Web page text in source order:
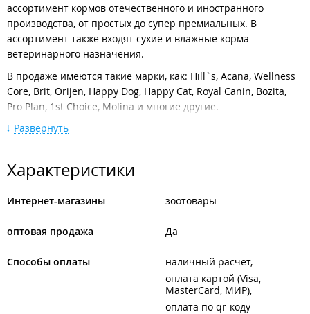
ассортимент кормов отечественного и иностранного
производства, от простых до супер премиальных. В
ассортимент также входят сухие и влажные корма
ветеринарного назначения.
В продаже имеются такие марки, как: Hill`s, Acana, Wellness
Core, Brit, Orijen, Happy Dog, Happy Cat, Royal Canin, Bozita,
Pro Plan, 1st Choice, Molina и многие другие.
Широкий выбор аксессуаров для питомцев: игрушки,
другое.
Более 10 000 наименований сухих и влажных кормов,
ветеринарных препаратов, всевозможных лакомств, средств
по уходу и содержанию домашних животных, а также мисок,
Весь товар находится на складах компании.
Возможен самовывоз из любого магазина сети зоомаркетов
"Белый Кролик" во Владивостоке, Артёме, Уссурийске и
Развернуть
Характеристики
Интернет-магазины зоотовары
оптовая продажа Да
Способы оплаты
наличный расчёт
оплата картой (Visa,
MasterCard, МИР)
оплата по qr-коду